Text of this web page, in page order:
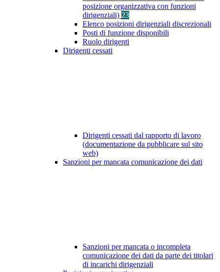
posizione organizzativa con funzioni
dirigenziali) 23
Elenco posizioni dirigenziali discrezionali
Posti di funzione disponibili
Ruolo dirigenti
Dirigenti cessati
Dirigenti cessati dal rapporto di lavoro
(documentazione da pubblicare sul sito
web)
Sanzioni per mancata comunicazione dei dati
Sanzioni per mancata o incompleta
comunicazione dei dati da parte dei titolari
di incarichi dirigenziali